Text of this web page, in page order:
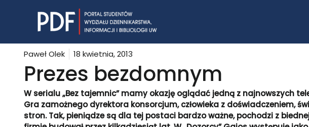
Paweł Olek 18 kwietnia, 2013
Prezes bezdomnym
W serialu „Bez tajemnic” mamy okazję oglądać jedną z najnowszych
Gra zamożnego dyrektora konsorcjum, człowieka z doświadczeniem,
stron. Tak, pieniądze są dla tej postaci bardzo ważne, pochodzi z